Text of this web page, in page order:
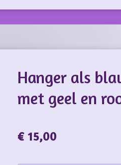
Hanger als
met geel en
€ 15,00